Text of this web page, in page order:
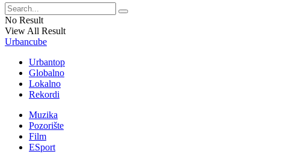
No Result
View All Result
Urbancube
Urbantop
Globalno
Lokalno
Rekordi
Muzika
Pozorište
Film
ESport